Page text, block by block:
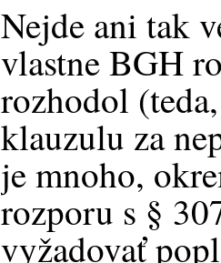
Nejde ani tak
vlastne BGH
rozhodol
klauzulu za
je mnoho,
rozporu s §
vyžadovať